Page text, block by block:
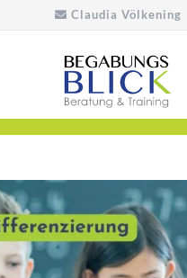
Claudia Völkening